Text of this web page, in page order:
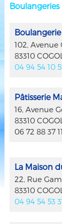
Boulangeries
102,
83310
04 94 54 10
Pâtisserie
16, Avenue
83310
06 72 88 37 11
La Maison
22, Rue
83310
04 94 54 53